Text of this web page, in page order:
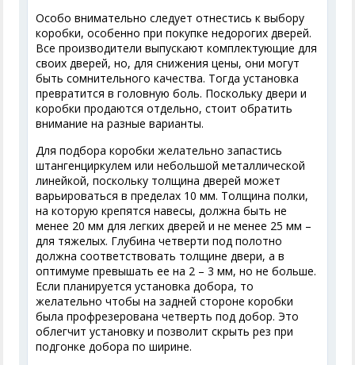
Особо внимательно следует отнестись к выбору
коробки, особенно при покупке недорогих дверей.
Все производители выпускают комплектующие для
своих дверей, но, для снижения цены, они могут
быть сомнительного качества. Тогда установка
превратится в головную боль. Поскольку двери и
коробки продаются отдельно, стоит обратить
внимание на разные варианты.
Для подбора коробки желательно запастись
штангенциркулем или небольшой металлической
линейкой, поскольку толщина дверей может
варьироваться в пределах 10 мм. Толщина полки,
на которую крепятся навесы, должна быть не
менее 20 мм для легких дверей и не менее 25 мм –
для тяжелых. Глубина четверти под полотно
должна соответствовать толщине двери, а в
оптимуме превышать ее на 2 – 3 мм, но не больше.
Если планируется установка добора, то
желательно чтобы на задней стороне коробки
была профрезерована четверть под добор. Это
облегчит установку и позволит скрыть рез при
подгонке добора по ширине.